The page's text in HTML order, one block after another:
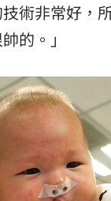
術非常好，
的。」